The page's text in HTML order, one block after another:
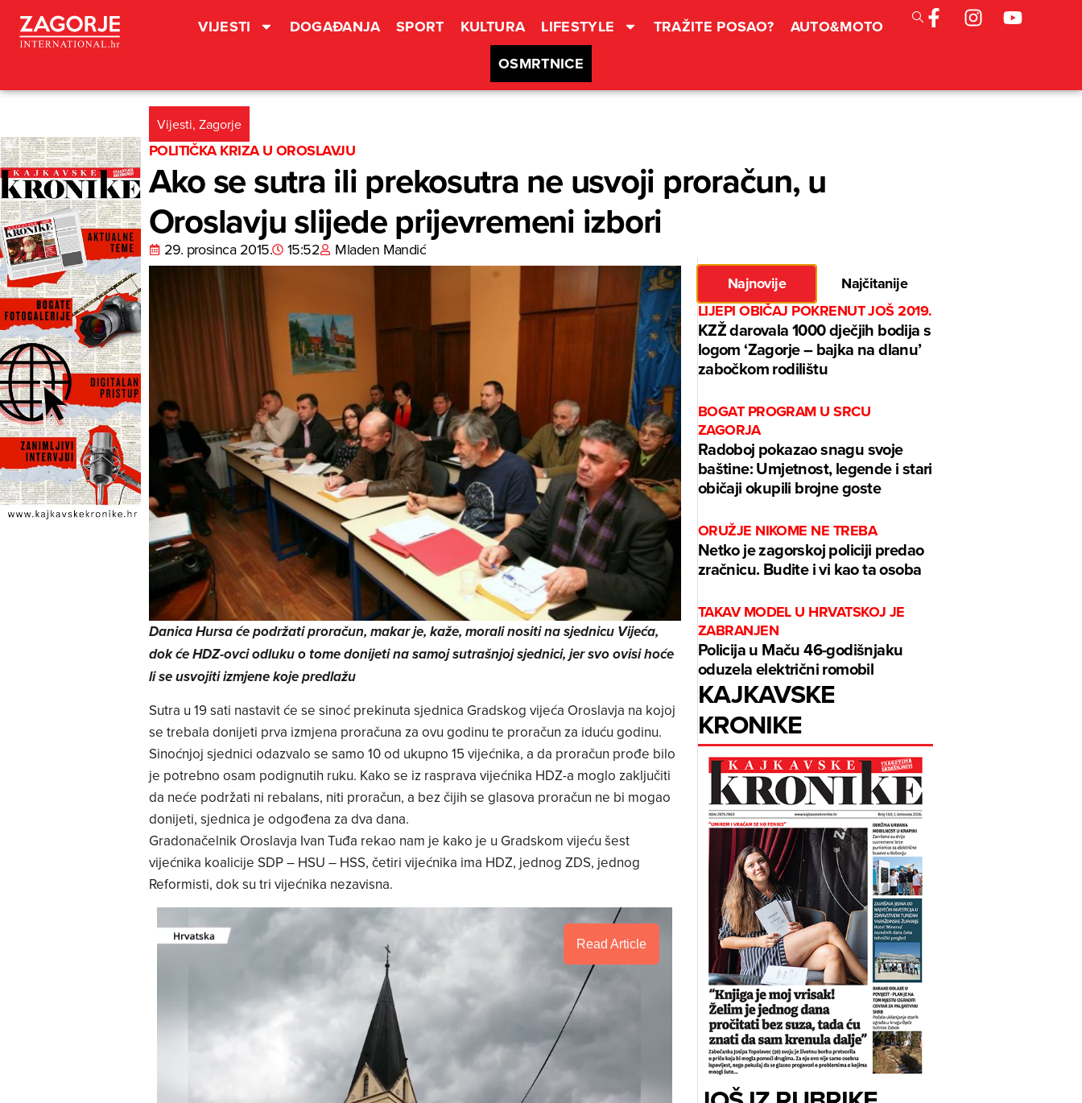
VIJESTI DOGAĐANJA SPORT KULTURA LIFESTYLE TRAŽITE POSAO?
AUTO&MOTO
OSMRTNICE
Vijesti, Zagorje
POLITIČKA KRIZA U OROSLAVJU
Ako se sutra ili prekosutra ne usvoji proračun, u
Oroslavju slijede prijevremeni izbori
29. prosinca 2015. 15:52 Mladen Mandić
Danica Hursa će podržati proračun, makar je, kaže, morali nositi na sjednicu Vijeća,
dok će HDZ-ovci odluku o tome donijeti na samoj sutrašnjoj sjednici, jer svo ovisi hoće
li se usvojiti izmjene koje predlažu
Sutra u 19 sati nastavit će se sinoć prekinuta sjednica Gradskog vijeća Oroslavja na kojoj
se trebala donijeti prva izmjena proračuna za ovu godinu te proračun za iduću godinu.
Sinoćnjoj sjednici odazvalo se samo 10 od ukupno 15 vijećnika, a da proračun prođe bilo
je potrebno osam podignutih ruku. Kako se iz rasprava vijećnika HDZ-a moglo zaključiti
da neće podržati ni rebalans, niti proračun, a bez čijih se glasova proračun ne bi mogao
donijeti, sjednica je odgođena za dva dana.
Gradonačelnik Oroslavja Ivan Tuđa rekao nam je kako je u Gradskom vijeću šest
vijećnika koalicije SDP – HSU – HSS, četiri vijećnika ima HDZ, jednog ZDS, jednog
Reformisti, dok su tri vijećnika nezavisna.
Read Article
Najnovije
Najčitanije
LIJEPI OBIČAJ POKRENUT JOŠ 2019.
KZŽ darovala 1000 dječjih bodija s
logom ‘Zagorje – bajka na dlanu’
zabočkom rodilištu
BOGAT PROGRAM U SRCU
ZAGORJA
Radoboj pokazao snagu svoje
baštine: Umjetnost, legende i stari
običaji okupili brojne goste
ORUŽJE NIKOME NE TREBA
Netko je zagorskoj policiji predao
zračnicu. Budite i vi kao ta osoba
TAKAV MODEL U HRVATSKOJ JE
ZABRANJEN
Policija u Maču 46-godišnjaku
oduzela električni romobil
KAJKAVSKE
KRONIKE